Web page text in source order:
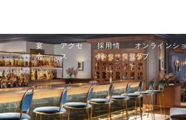
宴
会
アクセ
ス
採用情
報
オンラインショ
ップ